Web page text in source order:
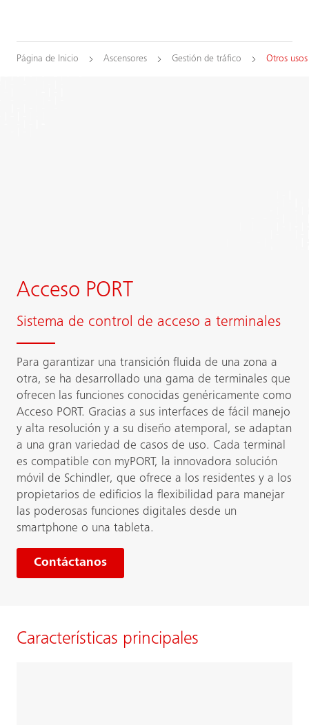
Página de Inicio Ascensores Gestión de tráfico Otros
Acceso PORT
Sistema de control de acceso a terminales
Para garantizar una transición fluida de una zona a
otra, se ha desarrollado una gama de terminales que
ofrecen las funciones conocidas genéricamente como
Acceso PORT. Gracias a sus interfaces de fácil manejo
y alta resolución y a su diseño atemporal, se adaptan
a una gran variedad de casos de uso. Cada terminal
es compatible con myPORT, la innovadora solución
móvil de Schindler, que ofrece a los residentes y a los
propietarios de edificios la flexibilidad para manejar
las poderosas funciones digitales desde un
smartphone o una tableta.
Contáctanos
Características principales